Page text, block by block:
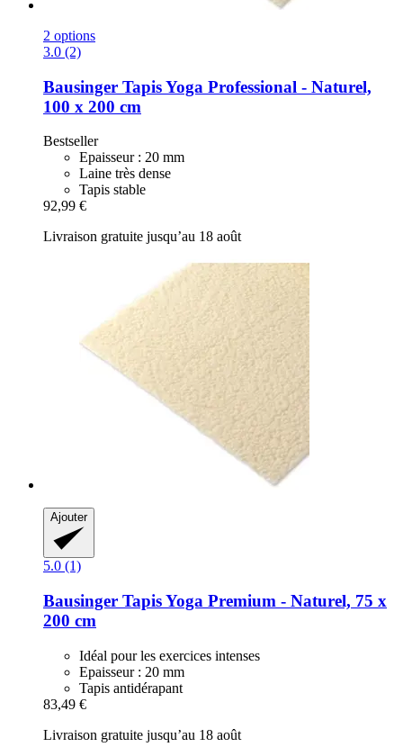
2 options
3.0 (2)
Bausinger Tapis Yoga Professional -​ Naturel,
100 x 200 cm
Bestseller
Epaisseur : 20 mm
Laine très dense
Tapis stable
92,99 €
Livraison gratuite jusqu’au 18 août
Ajouter
5.0 (1)
Bausinger Tapis Yoga Premium -​ Naturel, 75 x
200 cm
Idéal pour les exercices intenses
Epaisseur : 20 mm
Tapis antidérapant
83,49 €
Livraison gratuite jusqu’au 18 août